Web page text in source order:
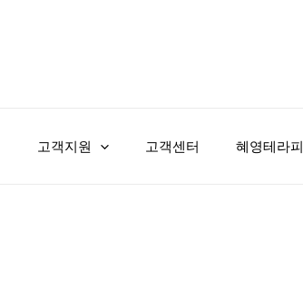
고객지원 고객센터 혜영테라피